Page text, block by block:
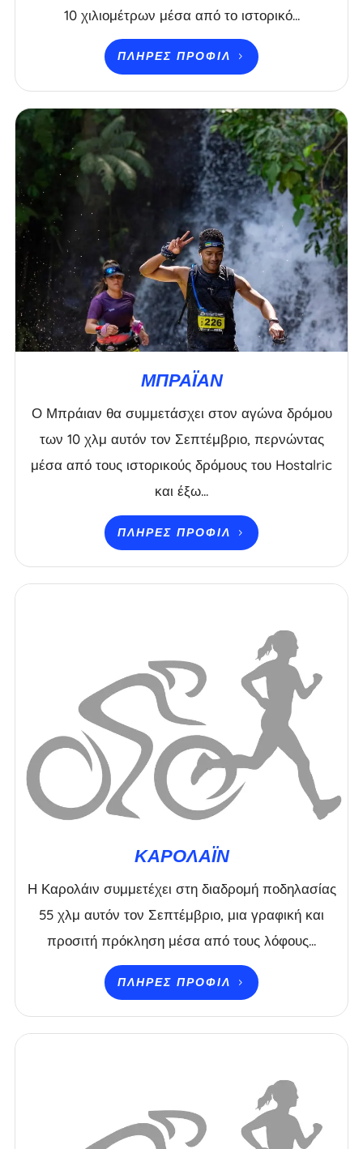
10 χιλιομέτρων μέσα από το ιστορικό...
ΠΛΉΡΕΣ ΠΡΟΦΊΛ
ΜΠΡΆΙΑΝ
Ο Μπράιαν θα συμμετάσχει στον αγώνα δρόμου
των 10 χλμ αυτόν τον Σεπτέμβριο, περνώντας
μέσα από τους ιστορικούς δρόμους του Hostalric
και έξω...
ΠΛΉΡΕΣ ΠΡΟΦΊΛ
ΚΑΡΟΛΆΙΝ
Η Καρολάιν συμμετέχει στη διαδρομή ποδηλασίας
55 χλμ αυτόν τον Σεπτέμβριο, μια γραφική και
προσιτή πρόκληση μέσα από τους λόφους...
ΠΛΉΡΕΣ ΠΡΟΦΊΛ